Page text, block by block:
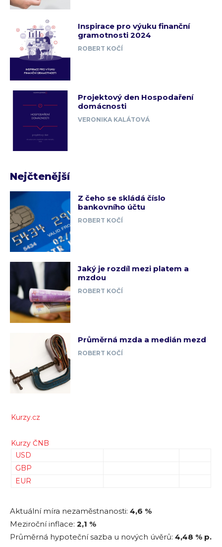
Inspirace pro výuku finanční
gramotnosti 2024
ROBERT KOČÍ
Projektový den Hospodaření
domácnosti
VERONIKA KALÁTOVÁ
Nejčtenější
Z čeho se skládá číslo
bankovního účtu
ROBERT KOČÍ
Jaký je rozdíl mezi platem a
mzdou
ROBERT KOČÍ
Průměrná mzda a medián mezd
ROBERT KOČÍ
Kurzy.cz
Kurzy ČNB
USD
GBP
EUR
Aktuální míra nezaměstnanosti: 4,6 %
Meziroční inflace: 2,1 %
Průměrná hypoteční sazba u nových úvěrů: 4,48 % p.